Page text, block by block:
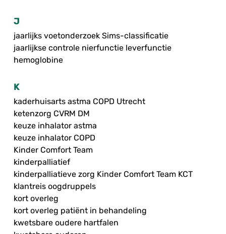
J
jaarlijks voetonderzoek Sims-classificatie
jaarlijkse controle nierfunctie leverfunctie
hemoglobine
K
kaderhuisarts astma COPD Utrecht
ketenzorg CVRM DM
keuze inhalator astma
keuze inhalator COPD
Kinder Comfort Team
kinderpalliatief
kinderpalliatieve zorg Kinder Comfort Team KCT
klantreis oogdruppels
kort overleg
kort overleg patiënt in behandeling
kwetsbare oudere hartfalen